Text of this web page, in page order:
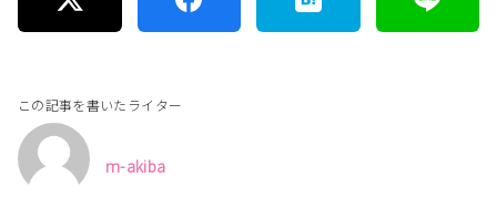
この記事を書いたライター
m-akiba